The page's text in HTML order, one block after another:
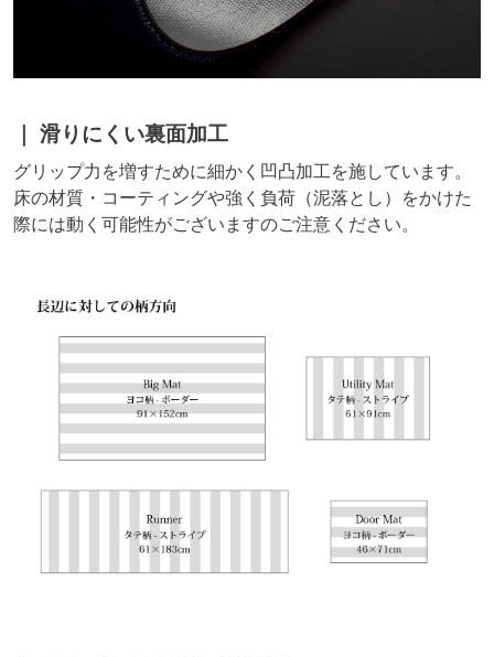
滑りにくい裏面加工
グリップ力を増すために細かく凹凸加工を施しています。
床の材質・コーティングや強く負荷（泥落とし）をかけた
際には動く可能性がございますのご注意ください。